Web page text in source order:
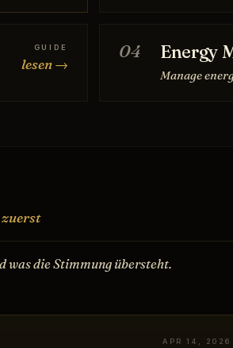
GUIDE
lesen →
04 Energy
Manage
was die Stimmung übersteht.
APR 14, 2026